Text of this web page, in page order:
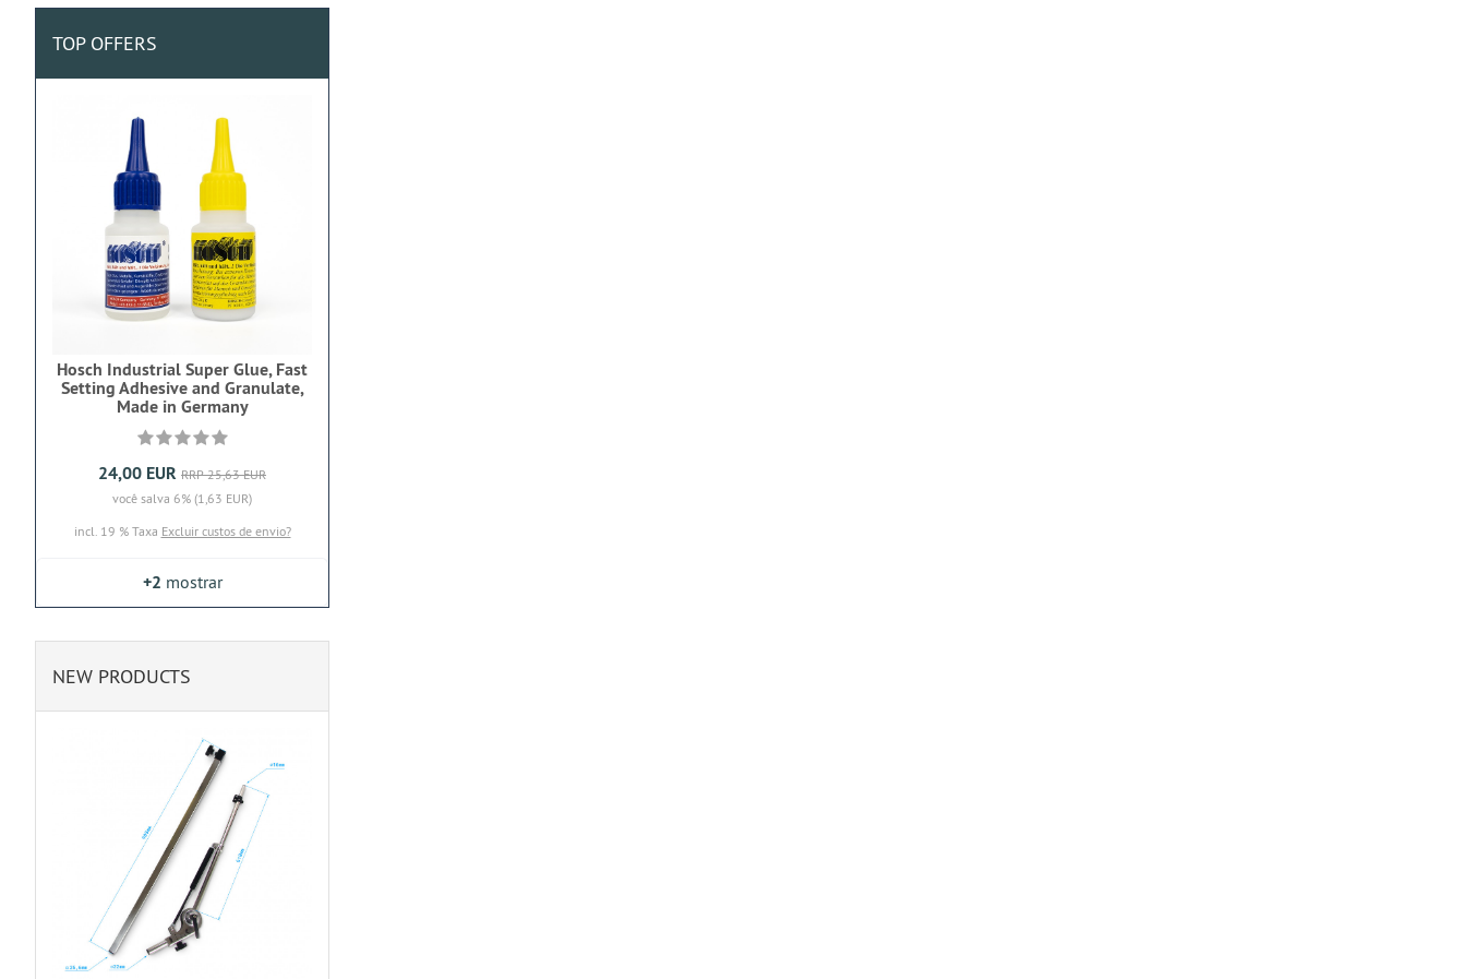
TOP OFFERS
Hosch Industrial Super Glue, Fast
Setting Adhesive and Granulate,
Made in Germany
24,00 EUR RRP 25,63 EUR
você salva 6% (1,63 EUR)
incl. 19 % Taxa Excluir custos de envio?
+2 mostrar
NEW PRODUCTS